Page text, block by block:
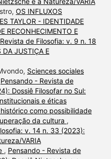
OS INFLUXOS
TAYLOR - IDENTIDADE
RECONHECIMENTO E
de Filosofia: v. 9 n. 18
DA JUSTIÇA E
Sciences sociales
Pensando - Revista de
Dossiê Filosofar no Sul:
e éticas
como possibilidade
da cultura ,
v. 14 n. 33 (2023):
VARIA
, Pensando - Revista de